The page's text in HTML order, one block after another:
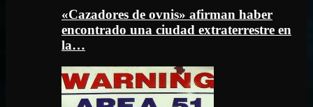
«Cazadores de ovnis» afirman haber
encontrado una ciudad extraterrestre en
la…